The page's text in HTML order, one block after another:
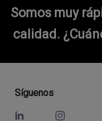
Somos muy
calidad.
Síguenos